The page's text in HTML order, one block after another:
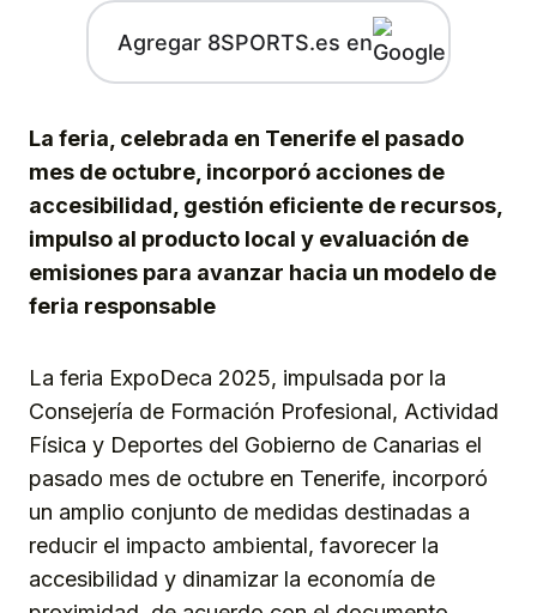
Agregar 8SPORTS.es en
La feria, celebrada en Tenerife el pasado
mes de octubre, incorporó acciones de
accesibilidad, gestión eficiente de recursos,
impulso al producto local y evaluación de
emisiones para avanzar hacia un modelo de
feria responsable
La feria ExpoDeca 2025, impulsada por la
Consejería de Formación Profesional, Actividad
Física y Deportes del Gobierno de Canarias el
pasado mes de octubre en Tenerife, incorporó
un amplio conjunto de medidas destinadas a
reducir el impacto ambiental, favorecer la
accesibilidad y dinamizar la economía de